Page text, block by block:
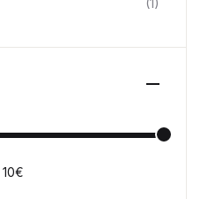
(1)
10€